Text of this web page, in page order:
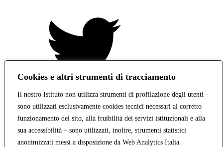
Cookies e altri strumenti di tracciamento
Il nostro Istituto non utilizza strumenti di profilazione degli utenti -
sono utilizzati esclusivamente cookies tecnici necessari al corretto
funzionamento del sito, alla fruibilità dei servizi istituzionali e alla
sua accessibilità – sono utilizzati, inoltre, strumenti statistici
anonimizzati messi a disposizione da Web Analytics Italia.
Indirizzo:Via Vaccari n.5 e Via Falcone n.20 - 91025 Marsala
Email:tppm03000q@istruzione.it
Posta elettronica certificata (PEC):
tppm03000q@pec.istruzione.it